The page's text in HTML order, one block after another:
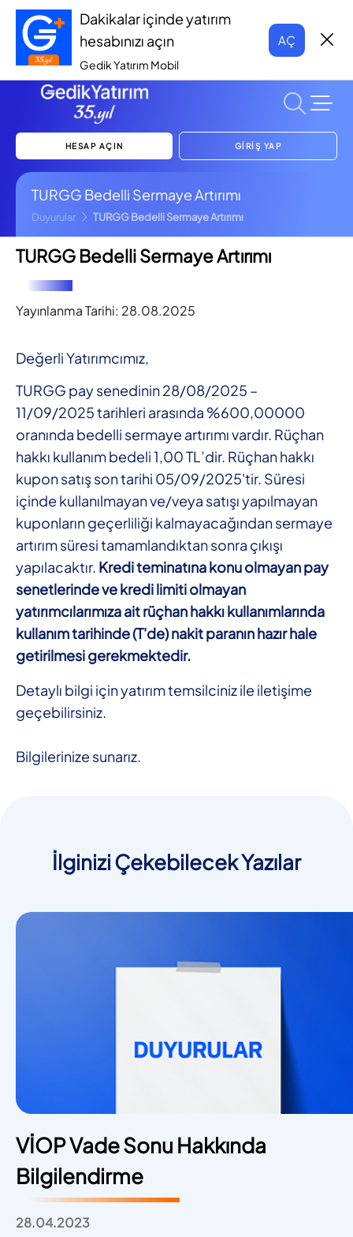
Dakikalar içinde yatırım
hesabınızı açın
Gedik Yatırım Mobil
AÇ
HESAP AÇIN GİRİŞ YAP
TURGG Bedelli Sermaye Artırımı
Duyurular TURGG Bedelli Sermaye Artırımı
TURGG Bedelli Sermaye Artırımı
Yayınlanma Tarihi: 28.08.2025
Değerli Yatırımcımız,
TURGG pay senedinin 28/08/2025 –
11/09/2025 tarihleri arasında %600,00000
oranında bedelli sermaye artırımı vardır. Rüçhan
hakkı kullanım bedeli 1,00 TL’dir. Rüçhan hakkı
kupon satış son tarihi 05/09/2025'tir. Süresi
içinde kullanılmayan ve/veya satışı yapılmayan
kuponların geçerliliği kalmayacağından sermaye
artırım süresi tamamlandıktan sonra çıkışı
yapılacaktır. Kredi teminatına konu olmayan pay
senetlerinde ve kredi limiti olmayan
yatırımcılarımıza ait rüçhan hakkı kullanımlarında
kullanım tarihinde (T'de) nakit paranın hazır hale
getirilmesi gerekmektedir.
Detaylı bilgi için yatırım temsilciniz ile iletişime
geçebilirsiniz.
Bilgilerinize sunarız.
İlginizi Çekebilecek Yazılar
VİOP Vade Sonu Hakkında
Bilgilendirme
28.04.2023